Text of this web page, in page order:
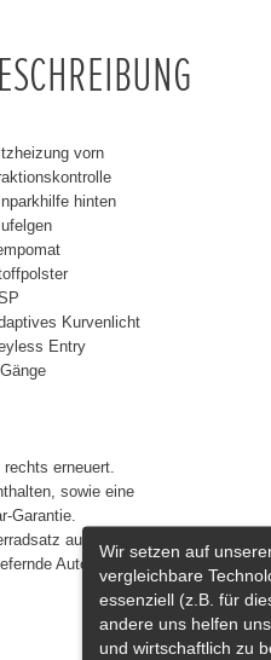
vorn
hinten
Kurvenlicht
Entry
erneuert.
sowie eine
Garantie.
auf Stahlfelgen.
Autohaus.
Wir setzen auf
vergleichbare
essenziell (z.B. für
andere uns helfen
und wirtschaftlich zu